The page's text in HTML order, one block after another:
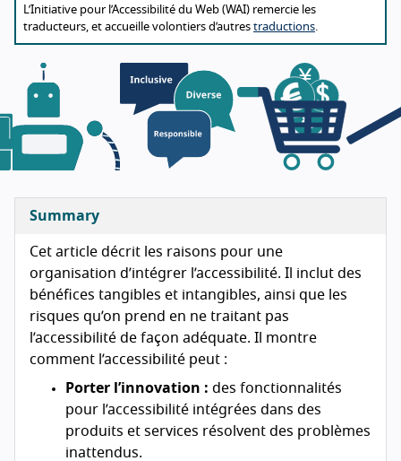
L’Initiative pour l’Accessibilité du Web (WAI) remercie les
traducteurs, et accueille volontiers d’autres traductions.
Summary
Cet article décrit les raisons pour une
organisation d’intégrer l’accessibilité. Il inclut des
bénéfices tangibles et intangibles, ainsi que les
risques qu’on prend en ne traitant pas
l’accessibilité de façon adéquate. Il montre
comment l’accessibilité peut :
Porter l’innovation : des fonctionnalités
pour l’accessibilité intégrées dans des
produits et services résolvent des problèmes
inattendus.